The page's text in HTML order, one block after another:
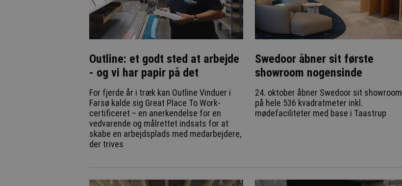
Outline: et godt sted at arbejde
- og vi har papir på det
For fjerde år i træk kan Outline Vinduer i
Farsø kalde sig Great Place To Work-
certificeret – en anerkendelse for en
vedvarende og målrettet indsats for at
skabe en arbejdsplads med medarbejdere,
der trives
Swedoor åbner sit første
showroom nogensinde
24. oktober åbner Swedoor sit showroom
på hele 536 kvadratmeter inkl.
mødefaciliteter med base i Taastrup